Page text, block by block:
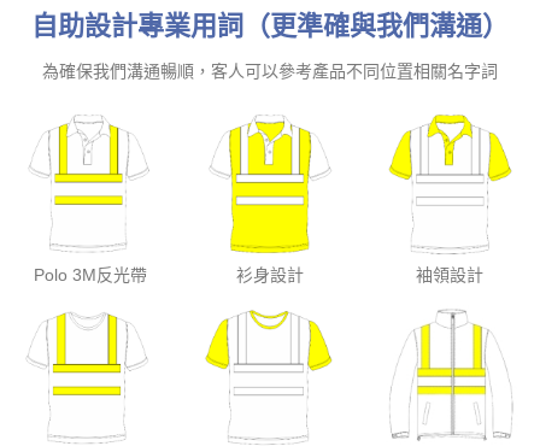
自助設計專業用詞（更準確與我們溝通）
為確保我們溝通暢順，客人可以參考產品不同位置相關名字詞
Polo 3M反光帶 衫身設計 袖領設計